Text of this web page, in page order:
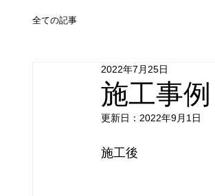
全ての記事
施工事
2022年7月25日
更新日： 2022年9月1日
施工後